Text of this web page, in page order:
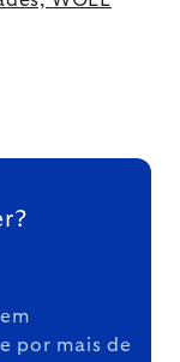
por mais de